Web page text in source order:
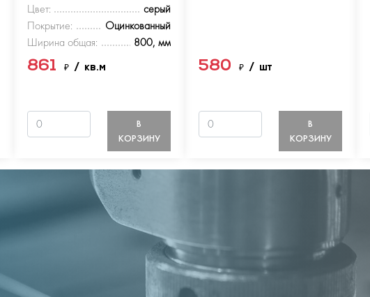
Цвет:
серый
Покрытие:
Оцинкованный
Ширина общая:
800, мм
861₽/ кв.м
В
КОРЗИНУ
580₽/ шт
В
КОРЗИНУ